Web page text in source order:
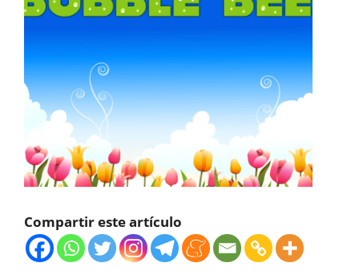
Compartir este artículo